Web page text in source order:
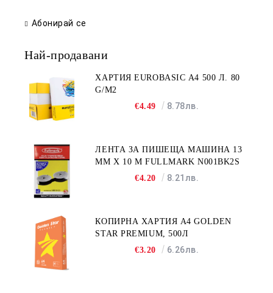
Абонирай се
Най-продавани
ХАРТИЯ EUROBASIC А4 500 Л. 80
G/M2
€4.49
8.78лв.
ЛЕНТА ЗА ПИШЕЩА МАШИНА 13
MM X 10 M FULLMARK N001BK2S
€4.20
8.21лв.
КОПИРНА ХАРТИЯ A4 GOLDEN
STAR PREMIUM, 500Л
€3.20
6.26лв.